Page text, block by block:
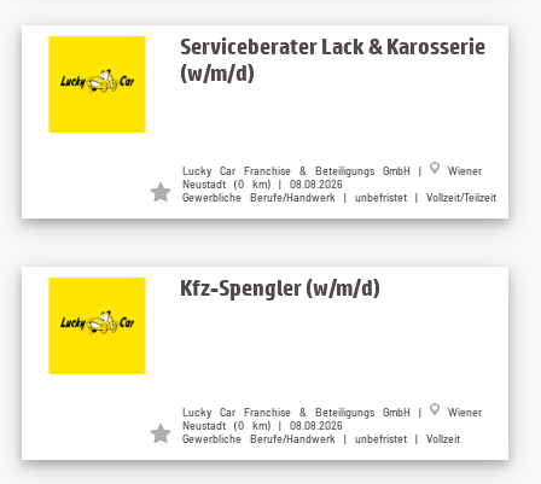
Serviceberater Lack & Karosserie
(w/m/d)
Lucky Car Franchise & Beteiligungs GmbH |
Wiener
Neustadt (0 km) | 08.08.2026
Gewerbliche Berufe/Handwerk | unbefristet | Vollzeit/Teilzeit
Kfz-Spengler (w/m/d)
Lucky Car Franchise & Beteiligungs GmbH |
Wiener
Neustadt (0 km) | 08.08.2026
Gewerbliche Berufe/Handwerk | unbefristet | Vollzeit